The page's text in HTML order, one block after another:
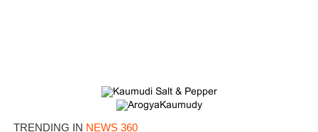
TRENDING IN NEWS 360